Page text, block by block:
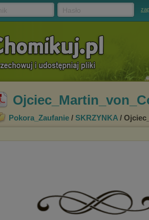
Pokora_Zaufanie / SKRZYNKA /